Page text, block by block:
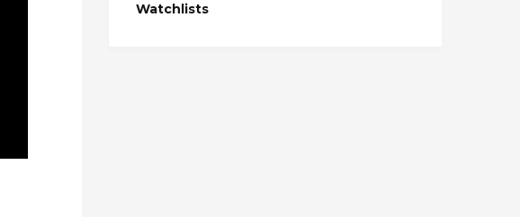
Watchlists